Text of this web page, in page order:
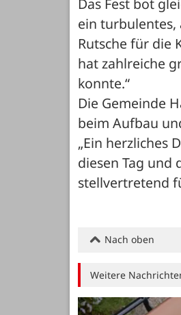
ein turbulentes,
Rutsche für die
hat zahlreiche
konnte.“
Die Gemeinde
beim Aufbau
„Ein herzliches
diesen Tag und
stellvertretend
Nach oben
Weitere